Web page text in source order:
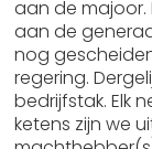
aan de majoor.
aan de
nog
regering.
bedrijfstak. Elk
ketens zijn we